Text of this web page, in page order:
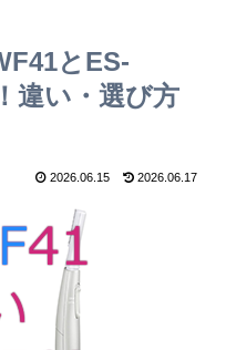
とES-
違い・選び方
2026.06.15 2026.06.17